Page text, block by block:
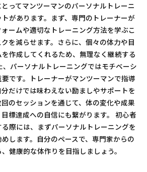
ってマンツーマンのパーソナルトレーニ
があります。まず、専門のトレーナーが
ームや適切なトレーニング方法を学ぶこ
を減らせます。さらに、個々の体力や目
作成してくれるため、無理なく継続する
、パーソナルトレーニングではモチベーシ
です。トレーナーがマンツーマンで指導
だけでは味わえない励ましやサポートを
のセッションを通じて、体の変化や成果
標達成への自信にも繋がります。 初心者
際には、まずパーソナルトレーニングを
します。自分のペースで、専門家からの
健康的な体作りを目指しましょう。